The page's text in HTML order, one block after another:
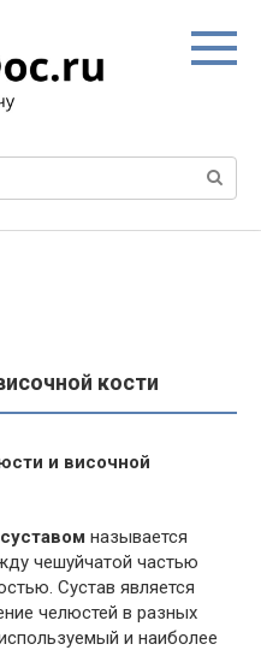
кости
называется
чешуйчатой частью
Сустав является
челюстей в разных
и наиболее